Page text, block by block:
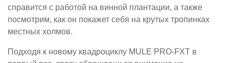
справится с работой на винной плантации, а также
посмотрим, как он покажет себя на крутых тропинках
местных холмов.
Подходя к новому квадроциклу MULE PRO-FXT в